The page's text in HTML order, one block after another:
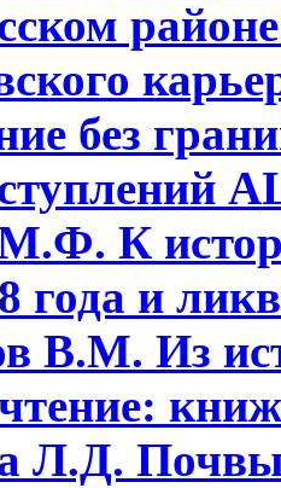
без
К
года и
В.М. Из
Л.Д. Почвы